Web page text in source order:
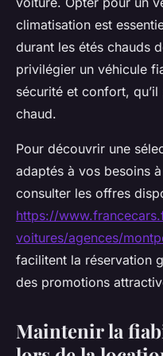
climatisation est
durant les étés chauds
privilégier un véhicule
sécurité et confort,
chaud.
Pour découvrir une
adaptés à vos besoins
consulter les offres
https://
voitures/agences/
facilitent la réservation
des promotions
Maintenir la